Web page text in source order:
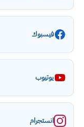
فيسبوك
يوتيوب
انستجرام